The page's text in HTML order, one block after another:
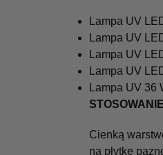
Lampa UV
Lampa UV
Lampa UV
Lampa UV
Lampa UV 36
Cienką
na płytkę